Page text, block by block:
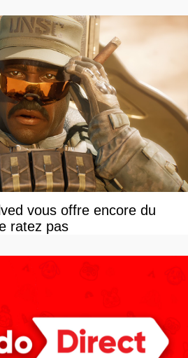
vous offre encore du
ratez pas